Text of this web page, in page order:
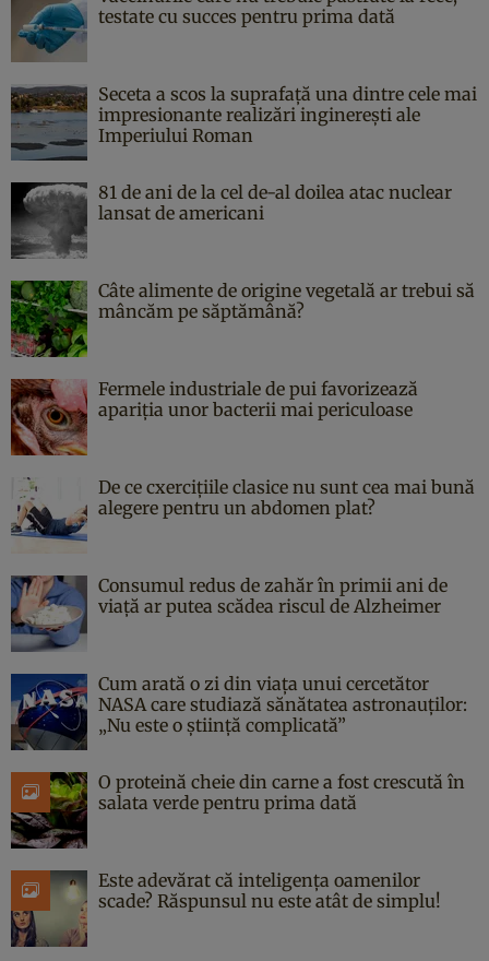
testate cu succes pentru prima dată
Seceta a scos la suprafață una dintre cele mai
impresionante realizări inginerești ale
Imperiului Roman
81 de ani de la cel de-al doilea atac nuclear
lansat de americani
Câte alimente de origine vegetală ar trebui să
mâncăm pe săptămână?
Fermele industriale de pui favorizează
apariția unor bacterii mai periculoase
De ce cxercițiile clasice nu sunt cea mai bună
alegere pentru un abdomen plat?
Consumul redus de zahăr în primii ani de
viață ar putea scădea riscul de Alzheimer
Cum arată o zi din viața unui cercetător
NASA care studiază sănătatea astronauților:
„Nu este o știință complicată”
O proteină cheie din carne a fost crescută în
salata verde pentru prima dată
Este adevărat că inteligența oamenilor
scade? Răspunsul nu este atât de simplu!